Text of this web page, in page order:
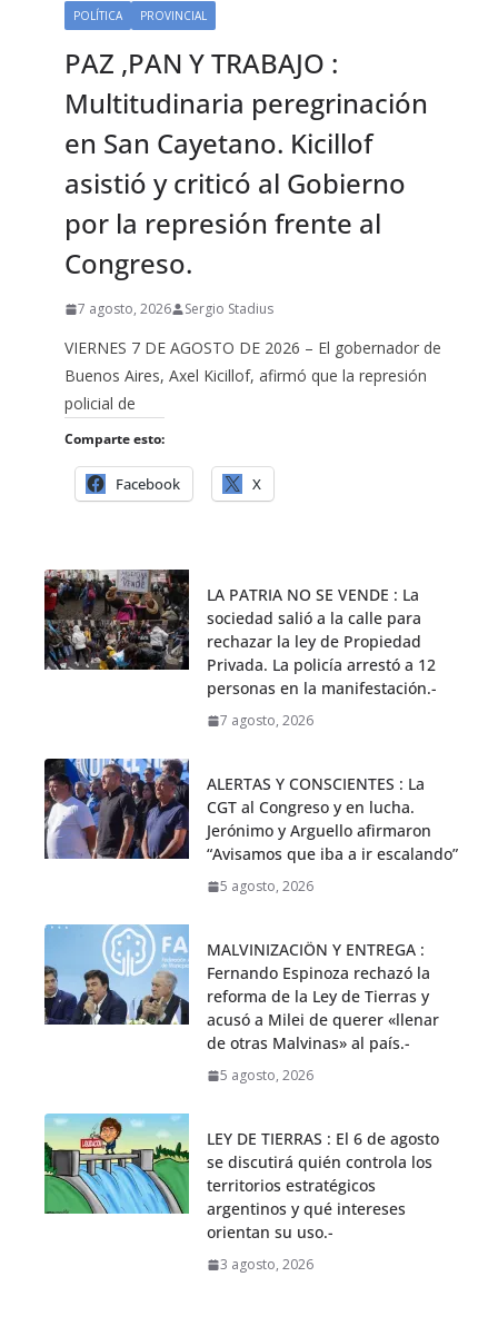
POLÍTICA PROVINCIAL
PAZ ,PAN Y TRABAJO :
Multitudinaria peregrinación
en San Cayetano. Kicillof
asistió y criticó al Gobierno
por la represión frente al
Congreso.
7 agosto, 2026 Sergio Stadius
VIERNES 7 DE AGOSTO DE 2026 – El gobernador de
Buenos Aires, Axel Kicillof, afirmó que la represión
policial de
Comparte esto:
Facebook X
LA PATRIA NO SE VENDE : La
sociedad salió a la calle para
rechazar la ley de Propiedad
Privada. La policía arrestó a 12
personas en la manifestación.-
7 agosto, 2026
ALERTAS Y CONSCIENTES : La
CGT al Congreso y en lucha.
Jerónimo y Arguello afirmaron
“Avisamos que iba a ir escalando”
5 agosto, 2026
MALVINIZACIÖN Y ENTREGA :
Fernando Espinoza rechazó la
reforma de la Ley de Tierras y
acusó a Milei de querer «llenar
de otras Malvinas» al país.-
5 agosto, 2026
LEY DE TIERRAS : El 6 de agosto
se discutirá quién controla los
territorios estratégicos
argentinos y qué intereses
orientan su uso.-
3 agosto, 2026